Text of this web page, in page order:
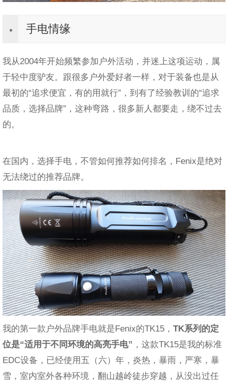
手电情缘
我从2004年开始频繁参加户外活动，并迷上这项运动，属
于轻中度驴友。跟很多户外爱好者一样，对于装备也是从
最初的“追求便宜，有的用就行”，到有了经验教训的“追求
品质，选择品牌”，这种弯路，很多新人都要走，绕不过去
的。
在国内，选择手电，不管如何推荐如何排名，Fenix是绝对
无法绕过的推荐品牌。
我的第一款户外品牌手电就是Fenix的TK15， TK系列的定
位是“适用于不同环境的高亮手电” ，这款TK15是我的标准
EDC设备，已经使用五（六）年，炎热，暴雨，严寒，暴
雪，室内室外各种环境，翻山越岭徒步穿越，从没出过任